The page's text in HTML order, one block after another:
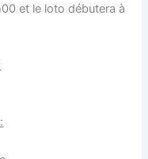
et le loto débutera à